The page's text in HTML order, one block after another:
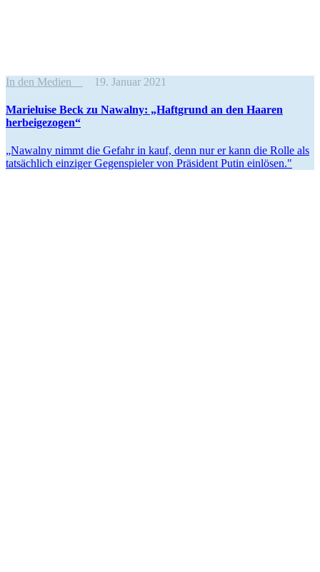
In den Medien 19. Januar 2021
Marie­luise Beck zu Nawalny: „Haftgrund an den Haaren
herbeigezogen“
„Nawalny nimmt die Gefahr in kauf, denn nur er kann die Rolle als
tatsächlich einziger Gegenspieler von Präsident Putin einlösen."